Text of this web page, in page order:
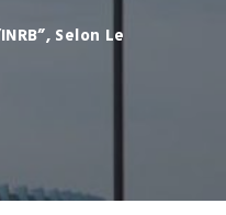
Selon Le